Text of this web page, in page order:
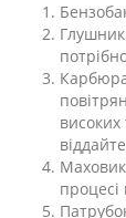
Маховик
процесі